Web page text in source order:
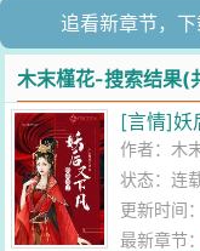
追看新章节，
木末槿花-搜索结果(
[言情]妖
作者： 木
状态：连
更新时间
最新章节：